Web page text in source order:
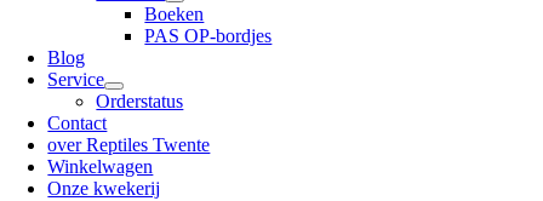
Boeken
PAS OP-bordjes
Blog
Service
Orderstatus
Contact
over Reptiles Twente
Winkelwagen
Onze kwekerij